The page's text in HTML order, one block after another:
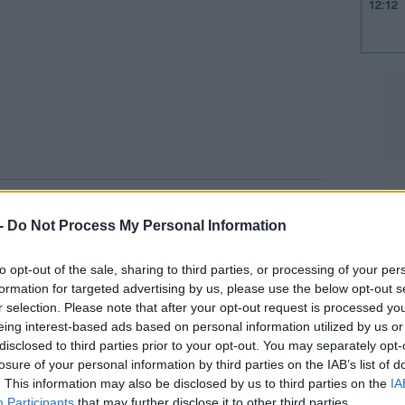
Do Not Process My Personal Information
opt-out of the sale, sharing to third parties, or processing of your
for targeted advertising by us, please use the below opt-out
selection. Please note that after your opt-out request is processed
interest-based ads based on personal information utilized by us
to third parties prior to your opt-out. You may separately
of your personal information by third parties on the IAB’s list of
This information may also be disclosed by us to third parties on the
Participants that may further disclose it to other third parties.
κατά 1,89%σε ετήσια βάση στο
στα 12,6 τρισ. γεν όπως αναμενόταν.
της αναμένοντας μείωση 20%
έτος που λήγει το Μάρτιο του 2027,
έσοδα από πωλήσεις κατά 0,6%.
12:12
11:04
10:57